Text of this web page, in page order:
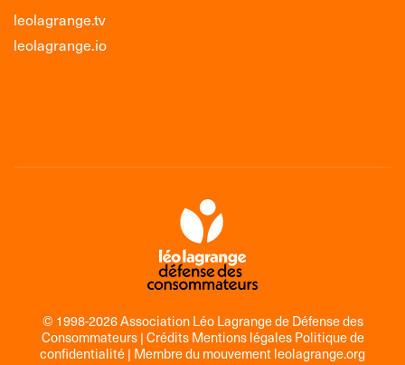
leolagrange.tv
leolagrange.io
© 1998-2026 Association Léo Lagrange de Défense des
Consommateurs | Crédits Mentions légales Politique de
confidentialité | Membre du mouvement leolagrange.org